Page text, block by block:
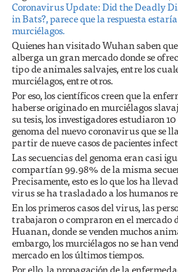
Coronavirus Update: Did the Deadly
in Bats?, parece que la respuesta
murciélagos.
Quienes han visitado Wuhan saben
alberga un gran mercado donde se
tipo de animales salvajes, entre los
murciélagos, entre otros.
Por eso, los científicos creen que la
haberse originado en murciélagos
su tesis, los investigadores estudiaron
genoma del nuevo coronavirus que se
partir de nueve casos de pacientes
Las secuencias del genoma eran casi
compartían 99.98% de la misma
Precisamente, esto es lo que los ha
virus se ha trasladado a los humanos
En los primeros casos del virus, las
trabajaron o compraron en el mercado
Huanan, donde se venden muchos
embargo, los murciélagos no se han
mercado en los últimos tiempos.